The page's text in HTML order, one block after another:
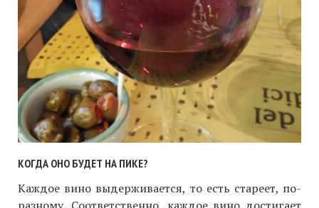
КОГДА ОНО БУДЕТ НА ПИКЕ?
Каждое вино выдерживается, то есть стареет, по-